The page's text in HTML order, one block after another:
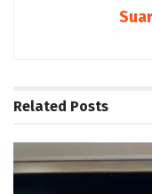
Related Posts